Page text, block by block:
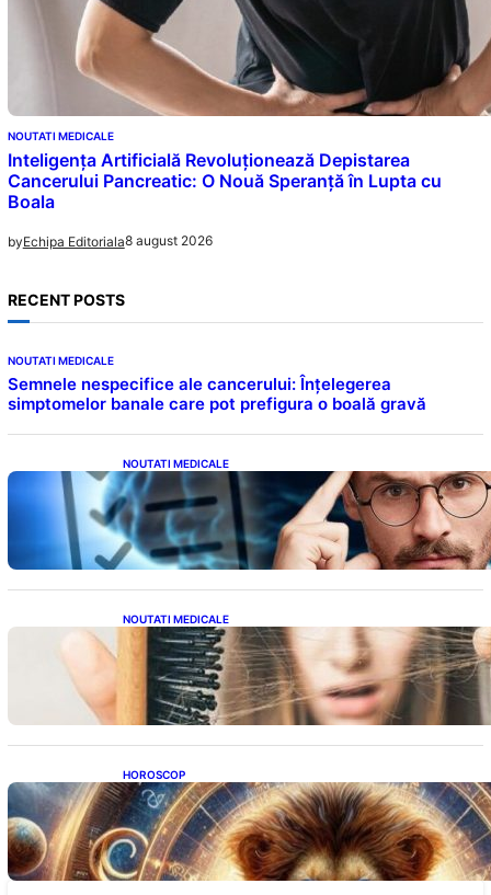
NOUTATI MEDICALE
Inteligența Artificială Revoluționează Depistarea
Cancerului Pancreatic: O Nouă Speranță în Lupta cu
Boala
byEchipa Editoriala8 august 2026
RECENT POSTS
NOUTATI MEDICALE
Semnele nespecifice ale cancerului: Înțelegerea
simptomelor banale care pot prefigura o boală gravă
NOUTATI MEDICALE
Inteligența dincolo de note: Semnele unui IQ
ridicat care nu țin de școală
NOUTATI MEDICALE
Semnele unei deficiențe de proteine:
Impactul asupra sănătății tale
HOROSCOP
Portalul Leului 8/8: Oportunități de
Abundență pentru Cinci Zodii în 2026